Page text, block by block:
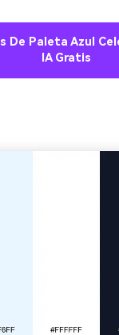
De Paleta Azul
IA Gratis